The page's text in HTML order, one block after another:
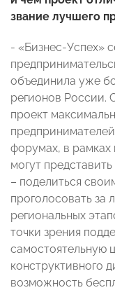
звание лучшего
- «Бизнес-Успех»
объединила уже
регионов России.
проект
форумах, в рамках
могут
– поделиться
проголосовать за
региональных
точки зрения
самостоятельную
конструктивного
возможность